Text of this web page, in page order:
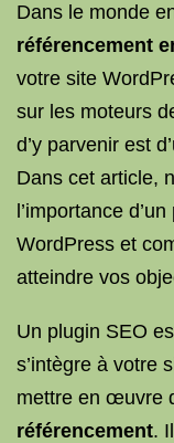
Dans le monde
référencement
votre site
sur les moteurs
d’y parvenir est
Dans cet article,
l’importance
WordPress et
atteindre vos
Un plugin SEO
s’intègre à votre
mettre en œuvre
référencement.